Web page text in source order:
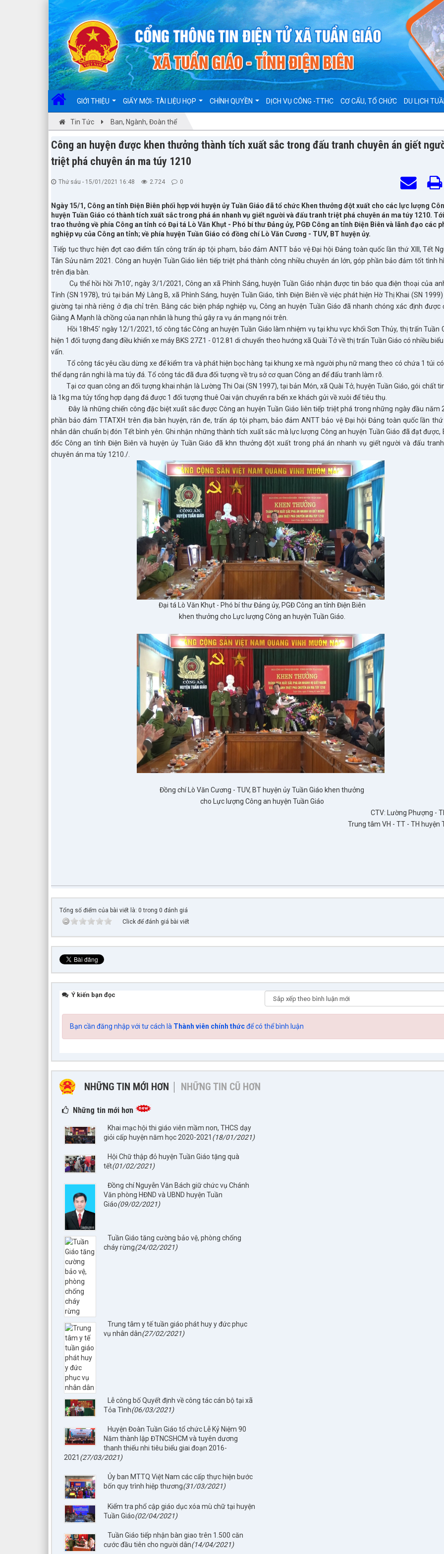
GIỚI THIỆU GIẤY MỜI- TÀI LIỆU HỌP CHÍNH QUYỀN DỊCH VỤ CÔNG -TTHC CƠ CẤU, TỔ CHỨC DU LỊCH
Tin Tức Ban, Ngành, Đoàn thể
Công an huyện được khen thưởng thành tích xuất sắc trong đấu tranh chuyên án giết
triệt phá chuyên án ma túy 1210
Thứ sáu - 15/01/2021 16:48 2.724 0
Ngày 15/1, Công an tỉnh Điện Biên phối hợp với huyện ủy Tuần Giáo đã tổ chức Khen thưởng đột xuất cho các lực lượng
huyện Tuần Giáo có thành tích xuất sắc trong phá án nhanh vụ giết người và đấu tranh triệt phá chuyên án ma túy 1210.
trao thưởng về phía Công an tỉnh có Đại tá Lò Văn Khụt - Phó bí thư Đảng ủy, PGĐ Công an tỉnh Điện Biên và lãnh đạo các
nghiệp vụ của Công an tỉnh; về phía huyện Tuần Giáo có đồng chí Lò Văn Cương - TUV, BT huyện ủy.
Tiếp tục thực hiện đợt cao điểm tấn công trấn áp tội phạm, bảo đảm ANTT bảo vệ Đại hội Đảng toàn quốc lần thứ XIII, Tết
Tân Sửu năm 2021. Công an huyện Tuần Giáo liên tiếp triệt phá thành công nhiều chuyên án lớn, góp phần bảo đảm tốt tình
trên địa bàn.
Cụ thể hồi hồi 7h10’, ngày 3/1/2021, Công an xã Phình Sáng, huyện Tuần Giáo nhận được tin báo qua điện thoại của
Tính (SN 1978), trú tại bản Mý Làng B, xã Phình Sáng, huyện Tuần Giáo, tỉnh Điện Biên về việc phát hiện Hờ Thị Khai (SN
giường tại nhà riêng ở địa chỉ trên. Bằng các biện pháp nghiệp vụ, Công an huyện Tuần Giáo đã nhanh chóng xác định được
Giàng A Mạnh là chồng của nạn nhân là hung thủ gây ra vụ án mạng nói trên.
Hồi 18h45’ ngày 12/1/2021, tổ công tác Công an huyện Tuần Giáo làm nhiệm vụ tại khu vực khối Sơn Thủy, thị trấn Tuần
hiện 1 đối tượng đang điều khiển xe máy BKS 27Z1 - 012.81 di chuyển theo hướng xã Quài Tở về thị trấn Tuần Giáo có nhiều
vấn.
Tổ công tác yêu cầu dừng xe để kiểm tra và phát hiện bọc hàng tại khung xe mà người phụ nữ mang theo có chứa 1 túi
thể dạng rắn nghi là ma túy đá. Tổ công tác đã đưa đối tượng về trụ sở cơ quan Công an để đấu tranh làm rõ.
Tại cơ quan công an đối tượng khai nhận là Lường Thi Oai (SN 1997), tại bản Món, xã Quài Tở, huyện Tuần Giáo, gói chất
là 1kg ma túy tổng hợp dạng đá được 1 đối tượng thuê Oai vận chuyển ra bến xe khách gửi về xuôi để tiêu thụ.
Đây là những chiến công đặc biệt xuất sắc được Công an huyện Tuần Giáo liên tiếp triệt phá trong những ngày đầu năm
phần bảo đảm TTATXH trên địa bàn huyện, răn đe, trấn áp tội phạm, bảo đảm ANTT bảo vệ Đại hội Đảng toàn quốc lần thứ
nhân dân chuẩn bị đón Tết bình yên. Ghi nhận những thành tích xuất sắc mà lực lượng Công an huyện Tuần Giáo đã đạt được,
đốc Công an tỉnh Điện Biên và huyện ủy Tuần Giáo đã khn thưởng đột xuất trong phá án nhanh vụ giết người và đấu
chuyên án ma túy 1210./.
Đại tá Lò Văn Khụt - Phó bí thư Đảng ủy, PGĐ Công an tỉnh Điện Biên
khen thưởng cho Lực lượng Công an huyện Tuần Giáo.
Đồng chí Lò Văn Cương - TUV, BT huyện ủy Tuần Giáo khen thưởng
cho Lực lượng Công an huyện Tuần Giáo
CTV: Lường Phượng -
Trung tâm VH - TT - TH huyện
Tổng số điểm của bài viết là: 0 trong 0 đánh giá
Click để đánh giá bài viết
Ý kiến bạn đọc
Bạn cần đăng nhập với tư cách là Thành viên chính thứcđể có thể bình luận
NHỮNG TIN MỚI HƠN NHỮNG TIN CŨ HƠN
Những tin mới hơn
Khai mạc hội thi giáo viên mầm non, THCS dạy
giỏi cấp huyện năm học 2020-2021 (18/01/2021)
Hội Chữ thập đỏ huyện Tuần Giáo tặng quà
tết(01/02/2021)
Đồng chí Nguyễn Văn Bách giữ chức vụ Chánh
Văn phòng HĐND và UBND huyện Tuần
Giáo(09/02/2021)
Tuần Giáo tăng cường bảo vệ, phòng chống
cháy rừng(24/02/2021)
Trung tâm y tế tuần giáo phát huy y đức phục
vụ nhân dân(27/02/2021)
Lễ công bố Quyết định về công tác cán bộ tại xã
Tỏa Tình(06/03/2021)
Huyện Đoàn Tuần Giáo tổ chức Lễ Kỷ Niệm 90
Năm thành lập ĐTNCSHCM và tuyên dương
thanh thiếu nhi tiêu biểu giai đoạn 2016-
2021 (27/03/2021)
Ủy ban MTTQ Việt Nam các cấp thực hiện bước
bốn quy trình hiệp thương(31/03/2021)
Kiểm tra phổ cập giáo dục xóa mù chữ tại huyện
Tuần Giáo(02/04/2021)
Tuần Giáo tiếp nhận bàn giao trên 1.500 căn
cước đầu tiên cho người dân(14/04/2021)
Đã kết nối EMC